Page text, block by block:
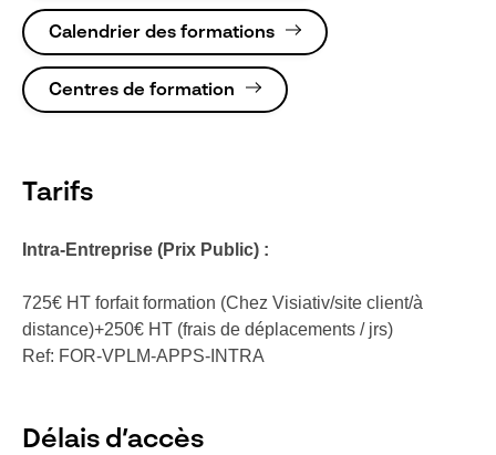
Calendrier des formations
Centres de formation
Tarifs
Intra-Entreprise (Prix Public) :
725€ HT forfait formation (Chez Visiativ/site client/à
distance)+250€ HT (frais de déplacements / jrs)
Ref: FOR-VPLM-APPS-INTRA
Délais d’accès